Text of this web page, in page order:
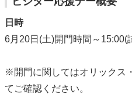
日時
6月20日(土)開門時間～15:00(
※開門に関してはオリックス
てご確認ください。